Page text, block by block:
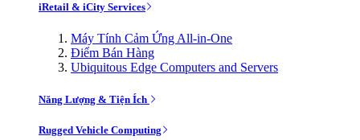
iRetail & iCity Services
Máy Tính Cảm Ứng All-in-One
Điểm Bán Hàng
Ubiquitous Edge Computers and Servers
Năng Lượng & Tiện Ích
Rugged Vehicle Computing